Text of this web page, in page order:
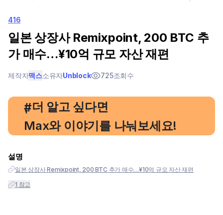
416
일본 상장사 Remixpoint, 200 BTC 추
가 매수…¥10억 규모 자산 재편
제작자맥스소유자Unblock 725조회수
#
, 더 알고 싶다면
Max와 이야기를 나눠보세요!
설명
일본 상장사 Remixpoint, 200 BTC 추가 매수…¥10억 규모 자산 재편
1 참고